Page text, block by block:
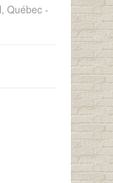
Québec -